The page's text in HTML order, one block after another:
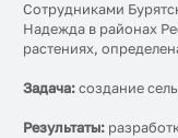
Сотрудниками
Надежда в районах
растениях,
Задача:создание
Результаты: